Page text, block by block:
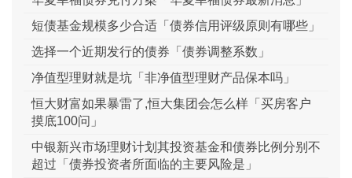
短债基金规模多少合适「债券信用评级原则有哪些」
选择一个近期发行的债券「债券调整系数」
净值型理财就是坑「非净值型理财产品保本吗」
恒大财富如果暴雷了,恒大集团会怎么样「买房客户
摸底100问」
中银新兴市场理财计划其投资基金和债券比例分别不
超过「债券投资者所面临的主要风险是」